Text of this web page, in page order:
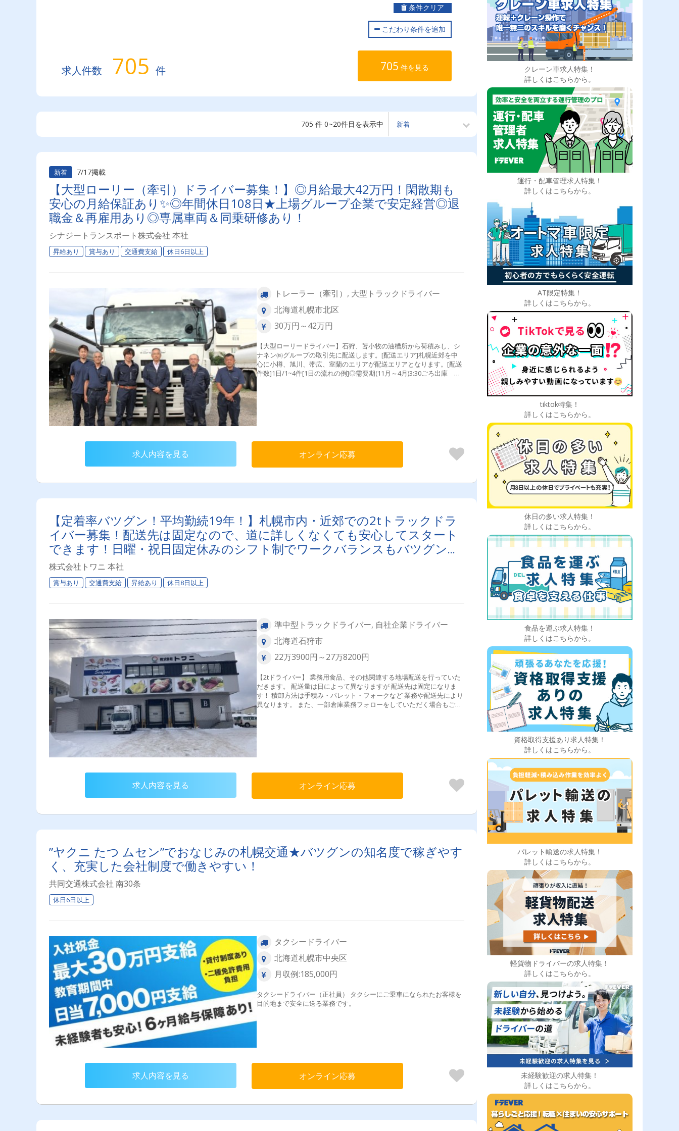
条件クリア
こだわり条件を追加
求人件数 705 件 705 件を見る
705 件 0~20件目を表示中
新着 7/17掲載
【大型ローリー（牽引）ドライバー募集！】◎月給最大42万円！閑散期も
安心の月給保証あり✨◎年間休日108日★上場グループ企業で安定経営◎退
職金＆再雇用あり◎専属車両＆同乗研修あり！
シナジートランスポート株式会社 本社
昇給あり 賞与あり 交通費支給 休日6日以上
トレーラー（牽引）, 大型トラックドライバー
北海道札幌市北区
30万円～42万円
【大型ローリードライバー】石狩、苫小牧の油槽所から荷積みし、シ
ナネン㈱グループの取引先に配送します。[配送エリア]札幌近郊を中
心に小樽、旭川、帯広、室蘭のエリアが配送エリアとなります。[配送
件数]1日/1~4件[1日の流れの例]◎需要期(11月～4月)3:30ごろ出庫
↓14:00ころ帰社
求人内容を見る オンライン応募
【定着率バツグン！平均勤続19年！】札幌市内・近郊での2tトラックドラ
イバー募集！配送先は固定なので、道に詳しくなくても安心してスタート
できます！日曜・祝日固定休みのシフト制でワークバランスもバツグン！
長く活躍できます◎
株式会社トワニ 本社
賞与あり 交通費支給 昇給あり 休日8日以上
準中型トラックドライバー, 自社企業ドライバー
北海道石狩市
22万3900円～27万8200円
【2tドライバー】 業務用食品、その他関連する地場配送を行っていた
だきます。 配送量は日によって異なりますが 配送先は固定になりま
す！ 積卸方法は手積み・パレット・フォークなど 業務や配送先により
異なります。 また、一部倉庫業務フォローをしていただく場合もござ
います。 ＜配送エリア＞ 主に札幌市及び近郊 ＜1日の流れ（一例）＞
6:00 出勤 検品チェック・積込 ↓ 7:00 出発 ↓ 午前分配送 ↓ 札幌店
求人内容を見る オンライン応募
”ヤクニ たつ ムセン”でおなじみの札幌交通★バツグンの知名度で稼ぎやす
く、充実した会社制度で働きやすい！
共同交通株式会社 南30条
休日6日以上
タクシードライバー
北海道札幌市中央区
月収例:185,000円
タクシードライバー（正社員） タクシーにご乗車になられたお客様を
目的地まで安全に送る業務です。
求人内容を見る オンライン応募
クレーン車求人特集！
詳しくはこちらから。
運行・配車管理求人特集！
詳しくはこちらから。
AT限定特集！
詳しくはこちらから。
tiktok特集！
詳しくはこちらから。
休日の多い求人特集！
詳しくはこちらから。
食品を運ぶ求人特集！
詳しくはこちらから。
資格取得支援あり求人特集！
詳しくはこちらから。
パレット輸送の求人特集！
詳しくはこちらから。
軽貨物ドライバーの求人特集！
詳しくはこちらから。
未経験歓迎の求人特集！
詳しくはこちらから。